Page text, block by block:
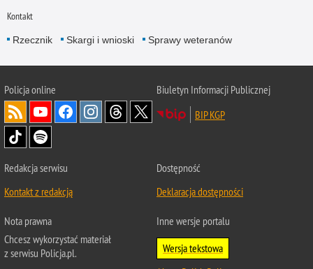
Kontakt
Rzecznik Skargi i wnioski Sprawy weteranów
Policjaonline
Biuletyn Informacji Publicznej
BIP KGP
Redakcja serwisu
Kontakt z redakcją
Dostępność
Deklaracja dostępności
Nota prawna
Chcesz wykorzystać materiał
z serwisu Policja.pl.
Inne wersje portalu
Wersja tekstowa